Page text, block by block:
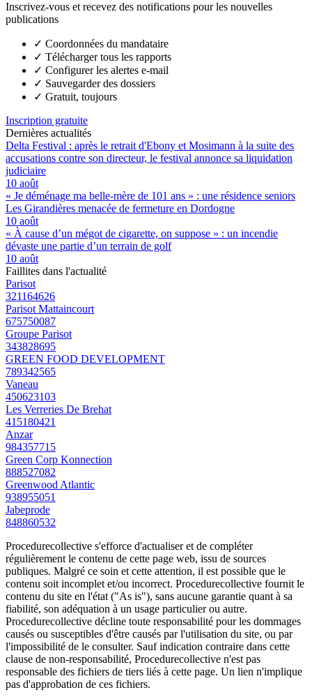
Inscrivez-vous et recevez des notifications pour les nouvelles
publications
✓ Coordonnées du mandataire
✓ Télécharger tous les rapports
✓ Configurer les alertes e-mail
✓ Sauvegarder des dossiers
✓ Gratuit, toujours
Inscription gratuite
Dernières actualités
Delta Festival : après le retrait d'Ebony et Mosimann à la suite des
accusations contre son directeur, le festival annonce sa liquidation
judiciaire
10 août
« Je déménage ma belle-mère de 101 ans » : une résidence seniors
Les Girandières menacée de fermeture en Dordogne
10 août
« À cause d’un mégot de cigarette, on suppose » : un incendie
dévaste une partie d’un terrain de golf
10 août
Faillites dans l'actualité
Parisot
321164626
Parisot Mattaincourt
675750087
Groupe Parisot
343828695
GREEN FOOD DEVELOPMENT
789342565
Vaneau
450623103
Les Verreries De Brehat
415180421
Anzar
984357715
Green Corp Konnection
888527082
Greenwood Atlantic
938955051
Jabeprode
848860532
Procedurecollective s'efforce d'actualiser et de compléter
régulièrement le contenu de cette page web, issu de sources
publiques. Malgré ce soin et cette attention, il est possible que le
contenu soit incomplet et/ou incorrect. Procedurecollective fournit le
contenu du site en l'état ("As is"), sans aucune garantie quant à sa
fiabilité, son adéquation à un usage particulier ou autre.
Procedurecollective décline toute responsabilité pour les dommages
causés ou susceptibles d'être causés par l'utilisation du site, ou par
l'impossibilité de le consulter. Sauf indication contraire dans cette
clause de non-responsabilité, Procedurecollective n'est pas
responsable des fichiers de tiers liés à cette page. Un lien n'implique
pas d'approbation de ces fichiers.